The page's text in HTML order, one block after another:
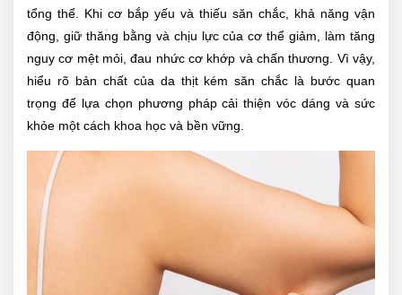
tổng thể. Khi cơ bắp yếu và thiếu săn chắc, khả năng vận
động, giữ thăng bằng và chịu lực của cơ thể giảm, làm tăng
nguy cơ mệt mỏi, đau nhức cơ khớp và chấn thương. Vì vậy,
hiểu rõ bản chất của da thịt kém săn chắc là bước quan
trọng để lựa chọn phương pháp cải thiện vóc dáng và sức
khỏe một cách khoa học và bền vững.